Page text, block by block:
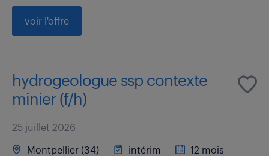
voir l'offre
hydrogeologue ssp contexte
minier (f/h)
25 juillet 2026
Montpellier (34) intérim
12 mois